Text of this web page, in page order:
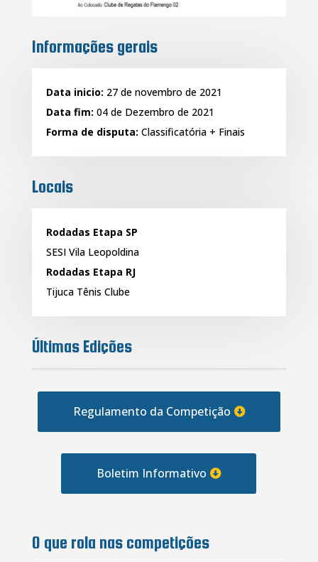
Informações gerais
Data inicio: 27 de novembro de 2021
Data fim: 04 de Dezembro de 2021
Forma de disputa: Classificatória + Finais
Locais
Rodadas Etapa SP
SESI Vila Leopoldina
Rodadas Etapa RJ
Tijuca Tênis Clube
Últimas Edições
Regulamento da Competição
Boletim Informativo
O que rola nas competições